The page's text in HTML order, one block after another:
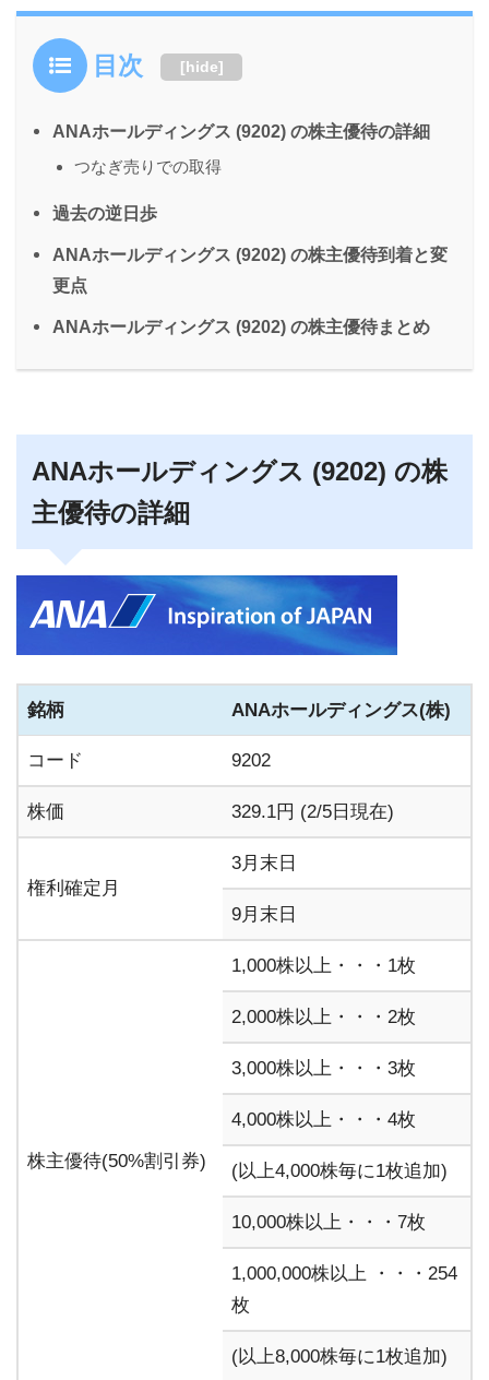
目次 [hide]
ANAホールディングス (9202) の株主優待の詳細
つなぎ売りでの取得
過去の逆日歩
ANAホールディングス (9202) の株主優待到着と変
更点
ANAホールディングス (9202) の株主優待まとめ
ANAホールディングス (9202) の株
主優待の詳細
銘柄 ANAホールディングス(株)
コード 9202
株価 329.1円 (2/5日現在)
権利確定月
3月末日
9月末日
株主優待(50%割引券)
1,000株以上・・・1枚
2,000株以上・・・2枚
3,000株以上・・・3枚
4,000株以上・・・4枚
(以上4,000株毎に1枚追加)
10,000株以上・・・7枚
1,000,000株以上 ・・・254
枚
(以上8,000株毎に1枚追加)